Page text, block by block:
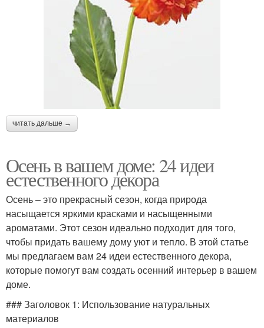
читать дальше →
Осень в вашем доме: 24 идеи
естественного декора
Осень – это прекрасный сезон, когда природа
насыщается яркими красками и насыщенными
ароматами. Этот сезон идеально подходит для того,
чтобы придать вашему дому уют и тепло. В этой статье
мы предлагаем вам 24 идеи естественного декора,
которые помогут вам создать осенний интерьер в вашем
доме.
### Заголовок 1: Использование натуральных
материалов